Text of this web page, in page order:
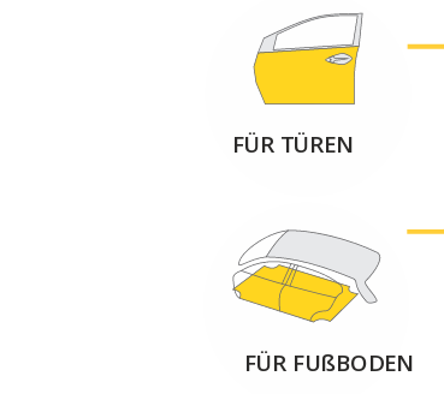
FÜR TÜREN
FÜR FUßBODEN